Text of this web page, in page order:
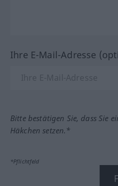
Ihre E-Mail-Adresse
Bitte bestätigen Sie, dass Sie
Häkchen setzen.*
*Pflichtfeld